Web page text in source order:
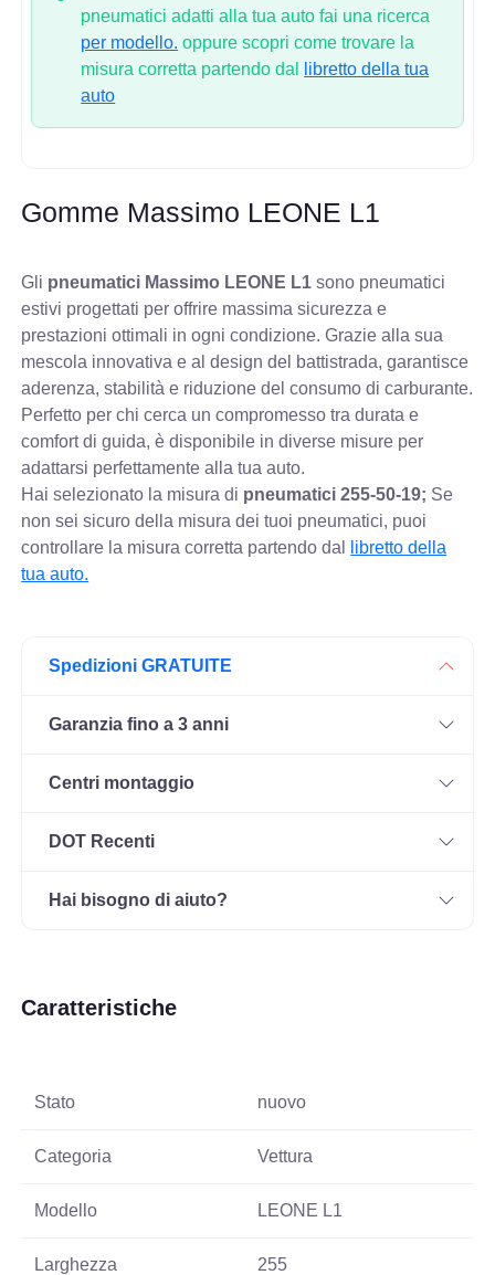
pneumatici adatti alla tua auto fai una ricerca
per modello. oppure scopri come trovare la
misura corretta partendo dal
libretto della tua
auto
Gomme Massimo LEONE L1
Gli pneumatici Massimo LEONE L1 sono pneumatici
estivi progettati per offrire massima sicurezza e
prestazioni ottimali in ogni condizione. Grazie alla sua
mescola innovativa e al design del battistrada, garantisce
aderenza, stabilità e riduzione del consumo di carburante.
Perfetto per chi cerca un compromesso tra durata e
comfort di guida, è disponibile in diverse misure per
adattarsi perfettamente alla tua auto.
Hai selezionato la misura di pneumatici255-50-19; Se
non sei sicuro della misura dei tuoi pneumatici, puoi
controllare la misura corretta partendo dal
libretto della
tua auto.
Spedizioni GRATUITE
Garanzia fino a 3 anni
Centri montaggio
DOT Recenti
Hai bisogno di aiuto?
Caratteristiche
Stato nuovo
Categoria Vettura
Modello LEONE L1
Larghezza 255